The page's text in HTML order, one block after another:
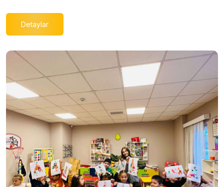
Detaylar